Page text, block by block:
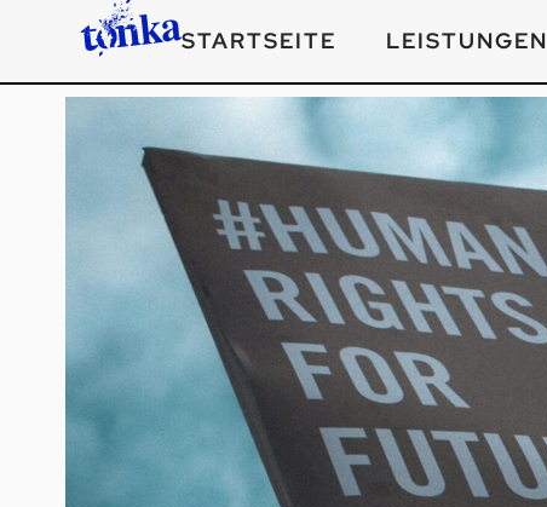
STARTSEITE LEISTUNGEN